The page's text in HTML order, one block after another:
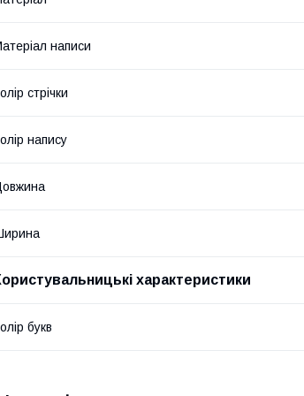
написи
стрічки
напису
характеристики
букв